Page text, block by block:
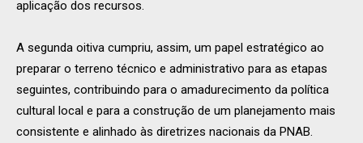
aplicação dos recursos.
A segunda oitiva cumpriu, assim, um papel estratégico ao
preparar o terreno técnico e administrativo para as etapas
seguintes, contribuindo para o amadurecimento da política
cultural local e para a construção de um planejamento mais
consistente e alinhado às diretrizes nacionais da PNAB.